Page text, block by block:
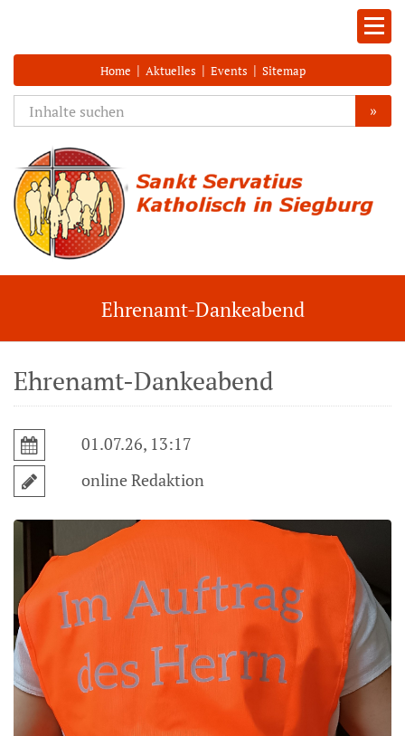
Home | Aktuelles | Events | Sitemap
»
Ehrenamt-Dankeabend
Ehrenamt-Dankeabend
01.07.26, 13:17
online Redaktion